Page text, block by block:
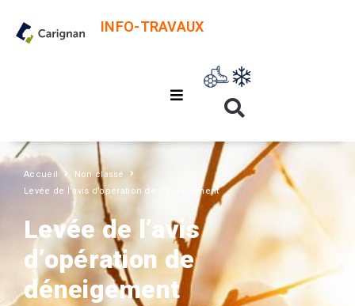
INFO-TRAVAUX
Accueil
Non classé
Levée de l’avis d’opération de déneigement
Levée de l’avis
d’opération de
déneigement